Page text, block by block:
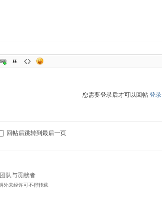
您需要登录后才可以回帖 登录
回帖后跳转到最后一页
队与贡献者
外未经许可不得转载